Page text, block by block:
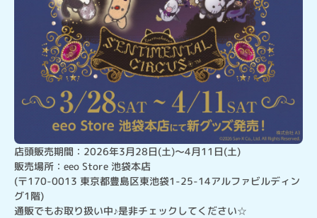
店頭販売期間：2026年3月28日(土)～4月11日(土)
販売場所：eeo Store 池袋本店
(〒170-0013 東京都豊島区東池袋1-25-14アルファビルディン
グ1階)
通販でもお取り扱い中♪是非チェックしてください☆